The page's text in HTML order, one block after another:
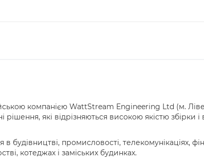
компанією WattStream Engineering Ltd (м.
які відрізняються високою якістю збірки
будівництві, промисловості, телекомунікаціях,
котеджах і заміських будинках.